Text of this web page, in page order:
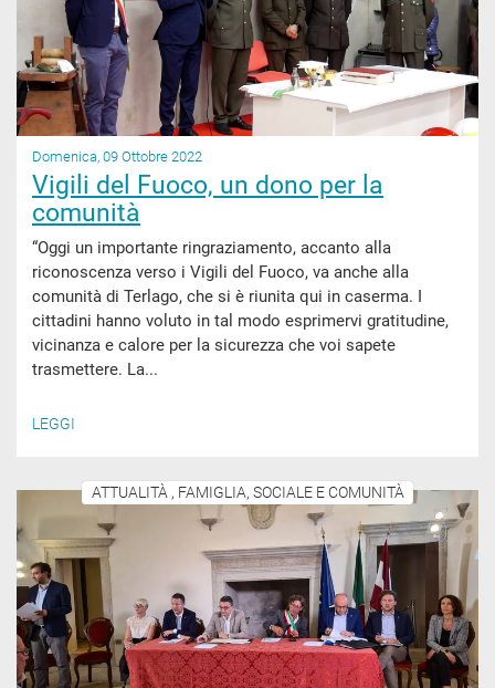
Domenica, 09 Ottobre 2022
Vigili del Fuoco, un dono per la
comunità
“Oggi un importante ringraziamento, accanto alla
riconoscenza verso i Vigili del Fuoco, va anche alla
comunità di Terlago, che si è riunita qui in caserma. I
cittadini hanno voluto in tal modo esprimervi gratitudine,
vicinanza e calore per la sicurezza che voi sapete
trasmettere. La...
LEGGI
ATTUALITÀ , FAMIGLIA, SOCIALE E COMUNITÀ